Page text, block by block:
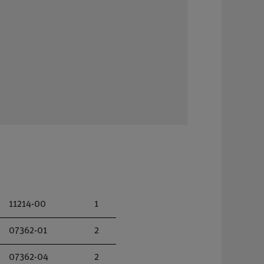
11214-00 1
07362-01 2
07362-04 2